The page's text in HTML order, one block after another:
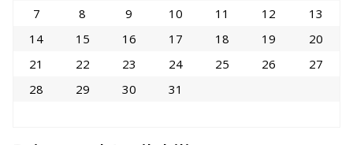
7
8 9 10 11 12
13
14
15 16 17 18 19
20
21
22 23 24 25 26
27
28
29 30 31